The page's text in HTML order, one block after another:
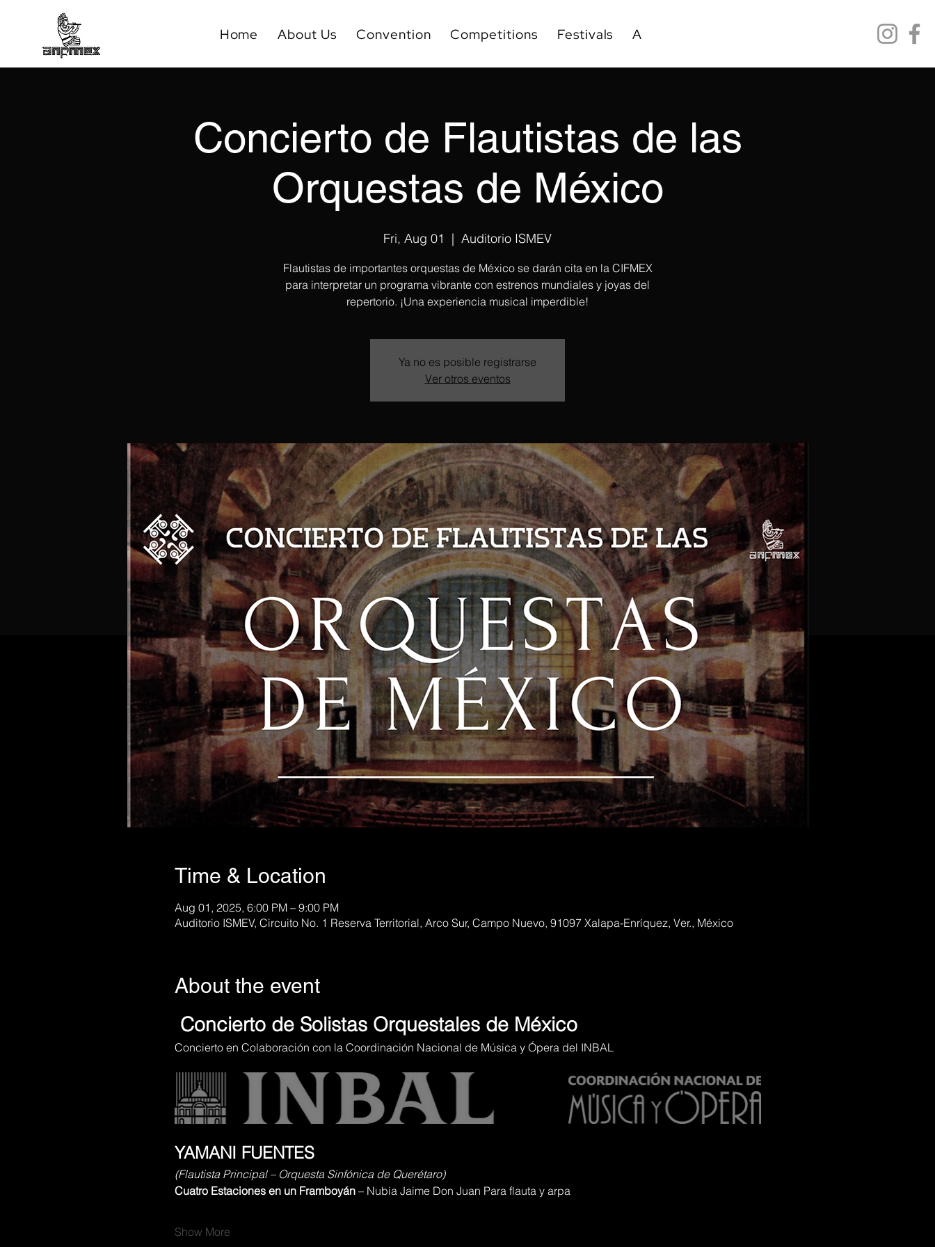
Home About Us Convention Competitions Festivals ANFMEX Scolarship
Concierto de Flautistas de las
Orquestas de México
Fri, Aug 01
  |
Auditorio ISMEV
Flautistas de importantes orquestas de México se darán cita en la CIFMEX
para interpretar un programa vibrante con estrenos mundiales y joyas del
repertorio. ¡Una experiencia musical imperdible!
Ya no es posible registrarse
Ver otros eventos
Time & Location
Aug 01, 2025, 6:00 PM – 9:00 PM
Auditorio ISMEV, Circuito No. 1 Reserva Territorial, Arco Sur, Campo Nuevo, 91097 Xalapa-Enríquez, Ver., México
About the event
Concierto de Solistas Orquestales de México
Concierto en Colaboración con la Coordinación Nacional de Música y Ópera del INBAL
YAMANI FUENTES
(Flautista Principal – Orquesta Sinfónica de Querétaro)
Cuatro Estaciones en un Framboyán – Nubia Jaime Don Juan Para flauta y arpa
Show More